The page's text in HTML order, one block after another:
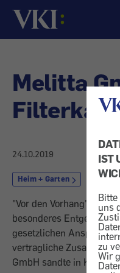
IST
uns
zu
Wir
Startseite
Melitta
24.10.2019
Heim + Garten
"Vor den Vorhang"
besonderes
gesetzlichen Ansprüche
vertragliche Zusagen
GmbH sandte in Kulanz